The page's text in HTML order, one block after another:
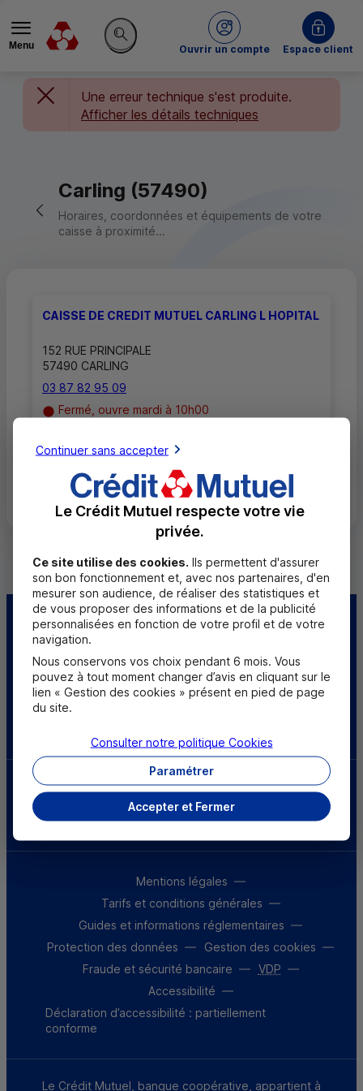
Menu
Rechercher sur le site
Ouvrir un compte
du Crédit MutuelEspace client
Une erreur technique s'est produite.
Afficher les détails techniques
Retour vers la page précédente
Carling (57490)
Horaires, coordonnées et équipements de votre
caisse à proximité...
CAISSE DE CREDIT MUTUEL CARLING L HOPITAL
152 RUE PRINCIPALE
57490 CARLING
03 87 82 95 09
Fermé, ouvre mardi à 10h00
Toutes les localités
Centre d'aide Trouver une caisse
Sourds et
malentendants
Parrainez un proche et profitez ensemble
d’avantages
Découvrir notre offre
Mentions légales
Tarifs et conditions générales
Guides et informations réglementaires
Protection des données
Gestion des cookies
Fraude et sécurité bancaire
VDP
Accessibilité
Déclaration d’accessibilité : partiellement
conforme
Le Crédit Mutuel, banque coopérative, appartient à
Continuer sans accepter
Le Crédit Mutuel respecte votre vie
privée.
Ce site utilise des cookies. Ils permettent d'assurer
son bon fonctionnement et, avec nos partenaires, d'en
mesurer son audience, de réaliser des statistiques et
de vous proposer des informations et de la publicité
personnalisées en fonction de votre profil et de votre
navigation.
Nous conservons vos choix pendant 6 mois. Vous
pouvez à tout moment changer d’avis en cliquant sur le
lien « Gestion des cookies » présent en pied de page
du site.
Accepter et Fermer
Paramétrer
Consulter notre politique Cookies